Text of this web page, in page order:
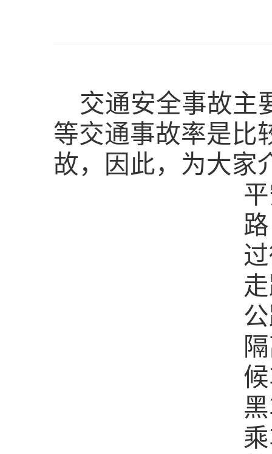
交通安全事故主
等交通事故率是比
故，因此，为大家